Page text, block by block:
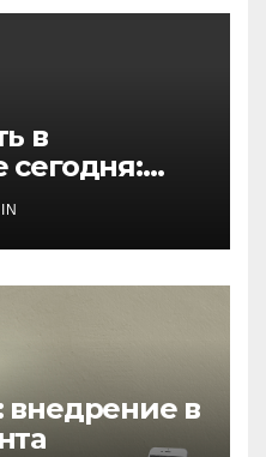
в
сегодня:
самому
России
в